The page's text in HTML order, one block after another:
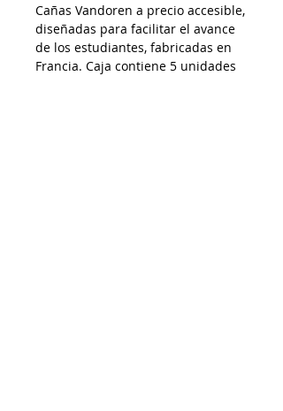
Cañas Vandoren a precio accesible,
diseñadas para facilitar el avance
de los estudiantes, fabricadas en
Francia. Caja contiene 5 unidades